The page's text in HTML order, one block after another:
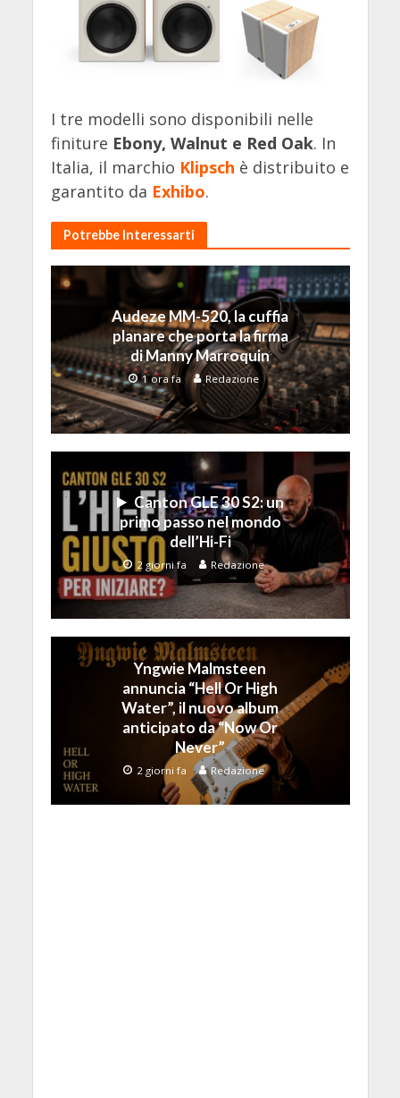
I tre modelli sono disponibili nelle
finiture Ebony, Walnut e Red Oak. In
Italia, il marchio Klipsch è distribuito e
garantito da Exhibo.
Potrebbe Interessarti
Audeze MM-520, la cuffia
planare che porta la firma
di Manny Marroquin
1 ora fa Redazione
Canton GLE 30 S2: un
primo passo nel mondo
dell’Hi-Fi
2 giorni fa Redazione
Yngwie Malmsteen
annuncia “Hell Or High
Water”, il nuovo album
anticipato da “Now Or
Never”
2 giorni fa Redazione